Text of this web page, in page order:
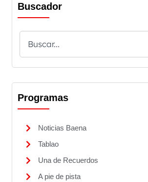
Buscador
Programas
Noticias Baena
Tablao
Una de Recuerdos
A pie de pista